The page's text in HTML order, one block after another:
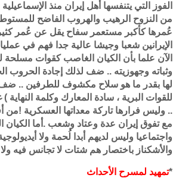
الفوز التي يتنفسها أهل إيران منذ
من النزوح الرهيب والهروب الفاضح
عُمرها كأكبر مستعمر سفاح يقل عن عُمر
الإيرانين شعبا وجيشا عالية جدا فهم في
الآن علما بأن الكيان الغاصب كقوات
وثباته وجهوزيته .. ضف لذلك إجادة الحروب
لها بقدر ما هو سلاح مكشوف للطرفين .. ضف
للقوات البرية ، سادة المعارك وكلمة
.. وليس فرارها تاركة معداتها العسكرية !من
مع تفوق إيران عدة وعتاد وشعب .أما الكيان
واجتماعيا وليس لديهم أبدا لُحمة ولا
والأشكناز باختصار هم شتات لا تجانس فيه
*تمهيد لمسرح الأحداث